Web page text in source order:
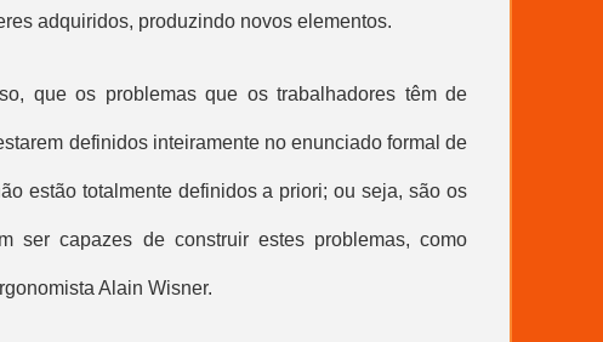
adquiridos, produzindo novos elementos.
que os problemas que os trabalhadores têm de
definidos inteiramente no enunciado formal de
estão totalmente definidos a priori; ou seja, são os
ser capazes de construir estes problemas, como
Alain Wisner.